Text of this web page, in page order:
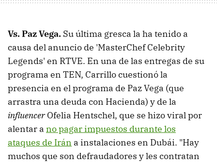
Vs. Paz Vega. Su última gresca la ha tenido a
causa del anuncio de 'MasterChef Celebrity
Legends' en RTVE. En una de las entregas de su
programa en TEN, Carrillo cuestionó la
presencia en el programa de Paz Vega (que
arrastra una deuda con Hacienda) y de la
influencerOfelia Hentschel, que se hizo viral por
alentar a no pagar impuestos durante los
ataques de Irán a instalaciones en Dubái. "Hay
muchos que son defraudadores y les contratan